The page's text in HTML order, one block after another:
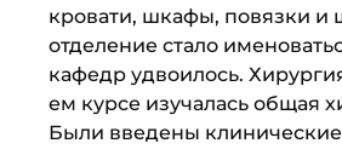
кровати, шкафы, повязки и
отделение стало
кафедр удвоилось.
ем курсе изучалась общая
Были введены клинические